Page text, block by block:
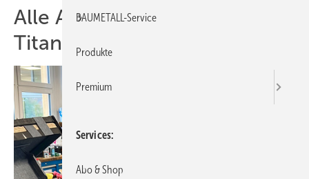
Alle Artikel zum Thema
Titanzink
BAUMETALL-Service
Produkte
Premium
Services
Abo & Shop